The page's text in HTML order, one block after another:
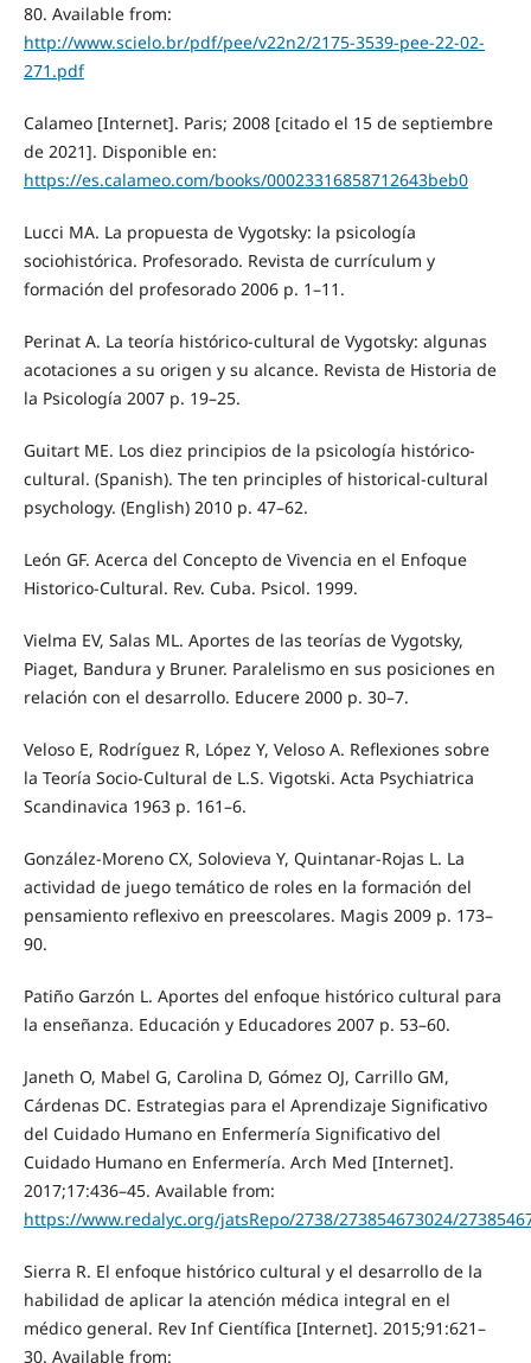
80. Available from:
http://www.scielo.br/pdf/pee/v22n2/2175-3539-pee-22-02-
271.pdf
Calameo [Internet]. Paris; 2008 [citado el 15 de septiembre
de 2021]. Disponible en:
https://es.calameo.com/books/00023316858712643beb0
Lucci MA. La propuesta de Vygotsky: la psicología
sociohistórica. Profesorado. Revista de currículum y
formación del profesorado 2006 p. 1–11.
Perinat A. La teoría histórico-cultural de Vygotsky: algunas
acotaciones a su origen y su alcance. Revista de Historia de
la Psicología 2007 p. 19–25.
Guitart ME. Los diez principios de la psicología histórico-
cultural. (Spanish). The ten principles of historical-cultural
psychology. (English) 2010 p. 47–62.
León GF. Acerca del Concepto de Vivencia en el Enfoque
Historico-Cultural. Rev. Cuba. Psicol. 1999.
Vielma EV, Salas ML. Aportes de las teorías de Vygotsky,
Piaget, Bandura y Bruner. Paralelismo en sus posiciones en
relación con el desarrollo. Educere 2000 p. 30–7.
Veloso E, Rodríguez R, López Y, Veloso A. Reflexiones sobre
la Teoría Socio-Cultural de L.S. Vigotski. Acta Psychiatrica
Scandinavica 1963 p. 161–6.
González-Moreno CX, Solovieva Y, Quintanar-Rojas L. La
actividad de juego temático de roles en la formación del
pensamiento reflexivo en preescolares. Magis 2009 p. 173–
90.
Patiño Garzón L. Aportes del enfoque histórico cultural para
la enseñanza. Educación y Educadores 2007 p. 53–60.
Janeth O, Mabel G, Carolina D, Gómez OJ, Carrillo GM,
Cárdenas DC. Estrategias para el Aprendizaje Significativo
del Cuidado Humano en Enfermería Significativo del
Cuidado Humano en Enfermería. Arch Med [Internet].
2017;17:436–45. Available from:
https://www.redalyc.org/jatsRepo/2738/273854673024/
Sierra R. El enfoque histórico cultural y el desarrollo de la
habilidad de aplicar la atención médica integral en el
médico general. Rev Inf Científica [Internet]. 2015;91:621–
30. Available from: